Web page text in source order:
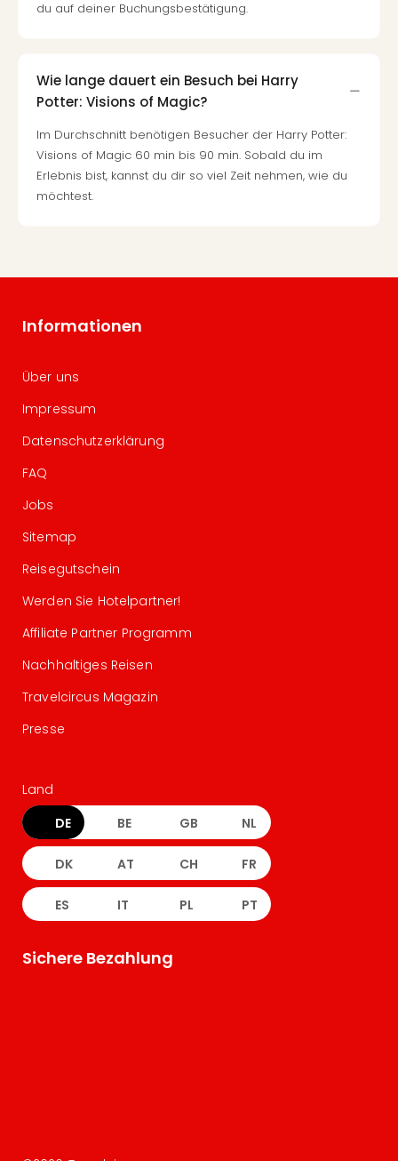
du auf deiner Buchungsbestätigung.
Wie lange dauert ein Besuch bei Harry
Potter: Visions of Magic?
Im Durchschnitt benötigen Besucher der Harry Potter:
Visions of Magic 60 min bis 90 min. Sobald du im
Erlebnis bist, kannst du dir so viel Zeit nehmen, wie du
möchtest.
Informationen
Über uns
Impressum
Datenschutzerklärung
FAQ
Jobs
Sitemap
Reisegutschein
Werden Sie Hotelpartner!
Affiliate Partner Programm
Nachhaltiges Reisen
Travelcircus Magazin
Presse
Land
DE BE GB NL
DK AT CH FR
ES IT PL PT
Sichere Bezahlung